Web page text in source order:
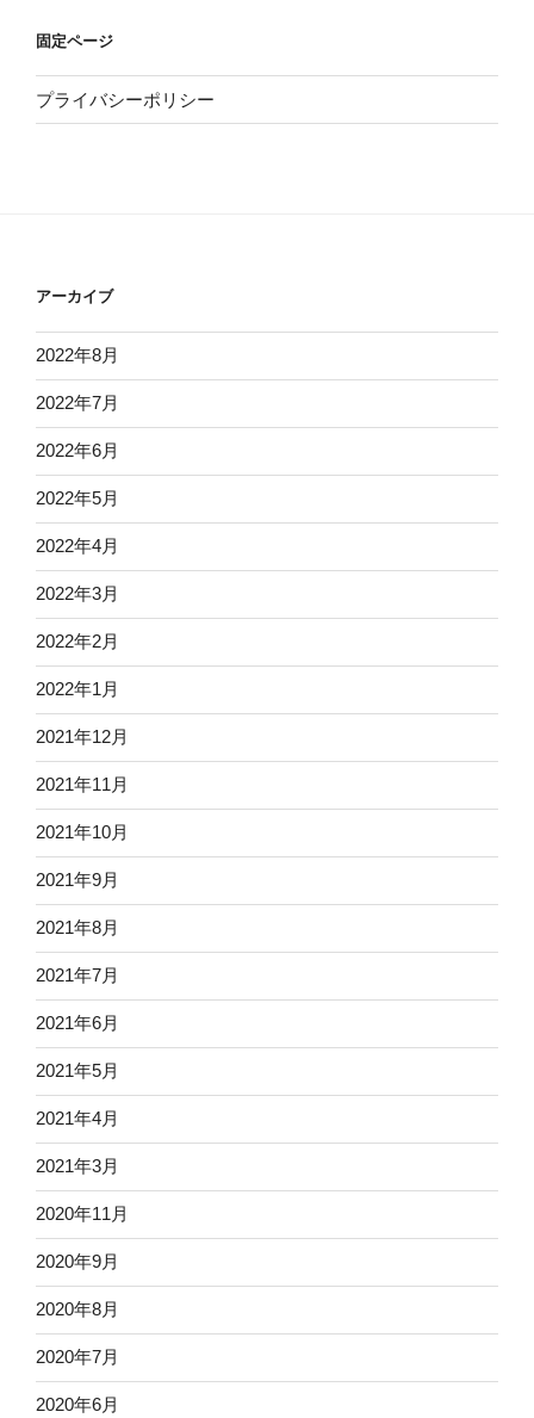
固定ページ
プライバシーポリシー
アーカイブ
2022年8月
2022年7月
2022年6月
2022年5月
2022年4月
2022年3月
2022年2月
2022年1月
2021年12月
2021年11月
2021年10月
2021年9月
2021年8月
2021年7月
2021年6月
2021年5月
2021年4月
2021年3月
2020年11月
2020年9月
2020年8月
2020年7月
2020年6月